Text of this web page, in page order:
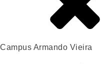
Campus Armando Vieira